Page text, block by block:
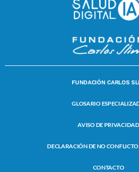
FUNDACIÓN CARLOS
GLOSARIO
AVISO DE PRIVACIDAD
DECLARACIÓN DE NO CONFLICTO
CONTACTO